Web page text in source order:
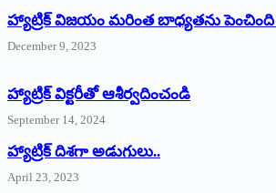
హ్యాట్రిక్ విజయం మరింత బాధ్యతను పెంచింది
December 9, 2023
హ్యాట్రిక్‌ ‌విక్టరీతో ఆశీర్వదించండి
September 14, 2024
‌హ్యాట్రిక్‌ ‌దిశగా అడుగులు..
April 23, 2023